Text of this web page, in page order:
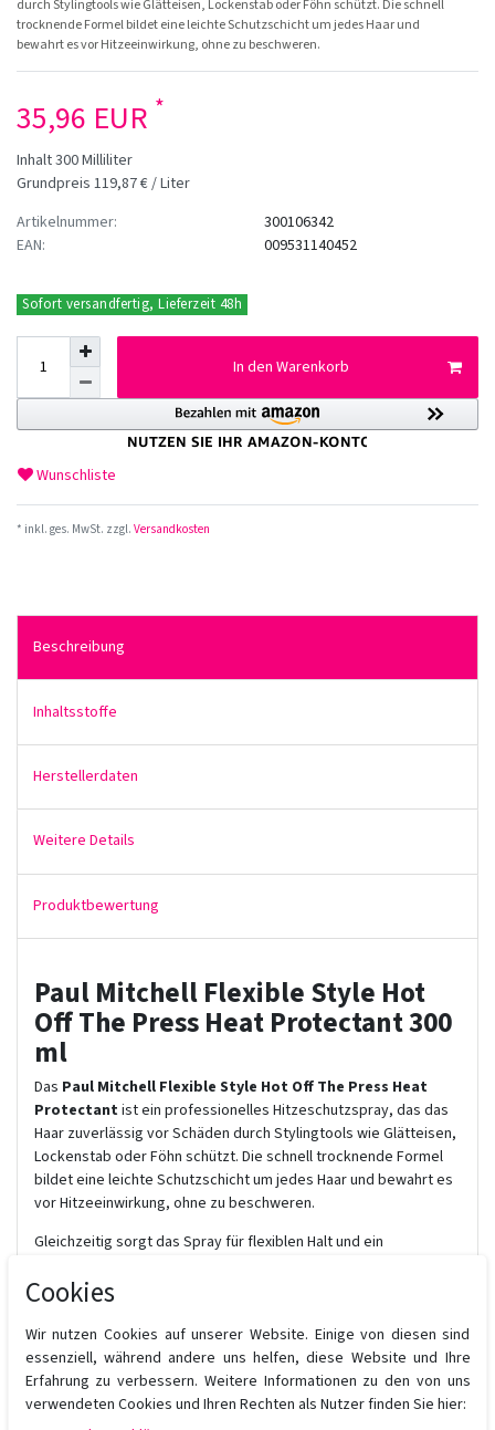
durch Stylingtools wie Glätteisen, Lockenstab oder Föhn schützt. Die schnell
trocknende Formel bildet eine leichte Schutzschicht um jedes Haar und
bewahrt es vor Hitzeeinwirkung, ohne zu beschweren.
35,96 EUR *
Inhalt300Milliliter
Grundpreis 119,87 € / Liter
Artikelnummer:
EAN:
300106342
009531140452
Sofort versandfertig, Lieferzeit 48h
In den Warenkorb
Wunschliste
* inkl. ges. MwSt. zzgl. Versandkosten
Beschreibung
Inhaltsstoffe
Herstellerdaten
Weitere Details
Produktbewertung
Paul Mitchell Flexible Style Hot
Off The Press Heat Protectant 300
ml
Das Paul Mitchell Flexible Style Hot Off The Press Heat
Protectantist ein professionelles Hitzeschutzspray, das das
Haar zuverlässig vor Schäden durch Stylingtools wie Glätteisen,
Lockenstab oder Föhn schützt. Die schnell trocknende Formel
bildet eine leichte Schutzschicht um jedes Haar und bewahrt es
vor Hitzeeinwirkung, ohne zu beschweren.
Gleichzeitig sorgt das Spray für flexiblen Halt und ein
frizzfrei – perfekt für glatte Looks, Wellen oder Locken mit
Vorteile auf einen Blick:
EffektiverHitzeschutz bis zu hohen Temperaturen
Schnell trocknende Formelfür zeitsparendes Styling
Cookies
Wir nutzen Cookies auf unserer Website. Einige von diesen sind
essenziell, während andere uns helfen, diese Website und Ihre
Erfahrung zu verbessern. Weitere Informationen zu den von uns
verwendeten Cookies und Ihren Rechten als Nutzer finden Sie hier: